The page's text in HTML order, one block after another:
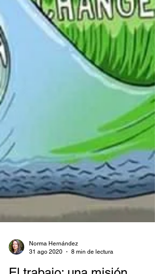
31 ago 2020
8 min de lectura